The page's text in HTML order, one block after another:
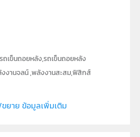
ถเข็นถอยหลัง,รถเข็นถอยหลัง
งานจลน์ ,พลังงานสะสม,ฟิสิกส์
ยาย ข้อมูลเพิ่มเติม